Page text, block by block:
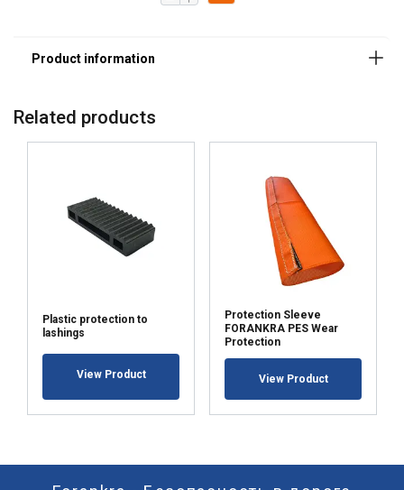
Related products
Plastic protection to
lashings
View Product
Protection Sleeve
FORANKRA PES Wear
Protection
View Product